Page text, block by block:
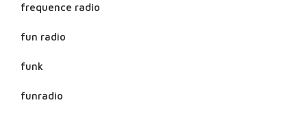
frequence radio
fun radio
funk
funradio